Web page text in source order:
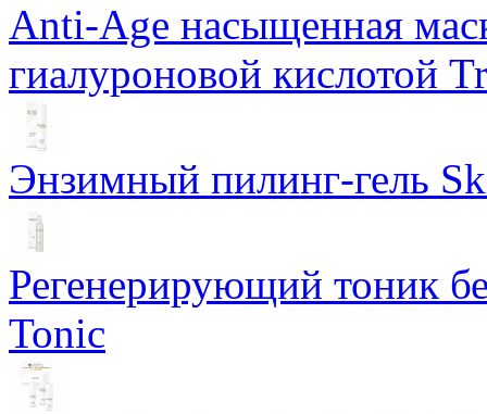
Anti-Age насыщенная
гиалуроновой кислотой
Энзимный пилинг-гель
Регенерирующий тоник
Tonic